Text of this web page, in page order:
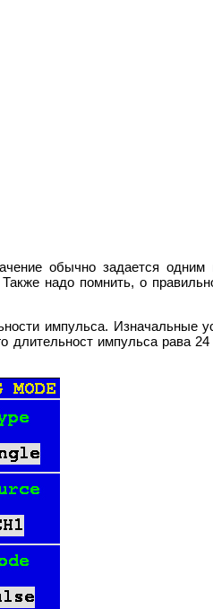
обычно задается одним
надо помнить, о
импульса. Изначальные
длительност импульса рава